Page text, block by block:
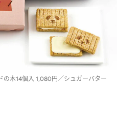
の木14個入 1,080円／シュガーバター